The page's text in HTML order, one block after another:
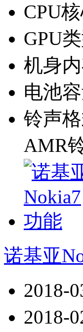
CPU
GPU类
机身内
电池容
铃声格
AMR
诺基亚
2018-
2018-